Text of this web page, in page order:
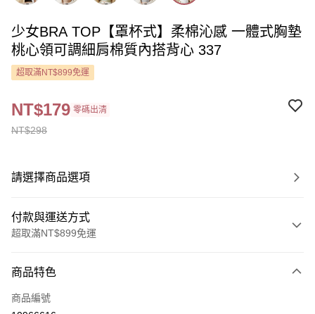
少女BRA TOP【罩杯式】柔棉沁感 一體式胸墊
桃心領可調細肩棉質內搭背心 337
超取滿NT$899免運
NT$298
NT$179 零碼出清
請選擇商品選項
付款與運送方式
超取滿NT$899免運
信用卡一次付款
超商取貨付款
商品特色
商品編號